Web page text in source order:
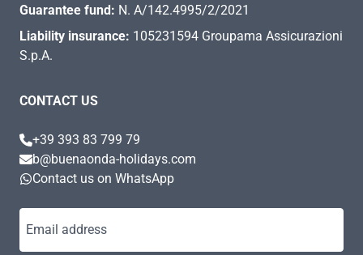
Guarantee fund: N. A/142.4995/2/2021
Liability insurance: 105231594 Groupama Assicurazioni
S.p.A.
CONTACT US
+39 393 83 799 79
b@buenaonda-holidays.com
Contact us on WhatsApp
Email address